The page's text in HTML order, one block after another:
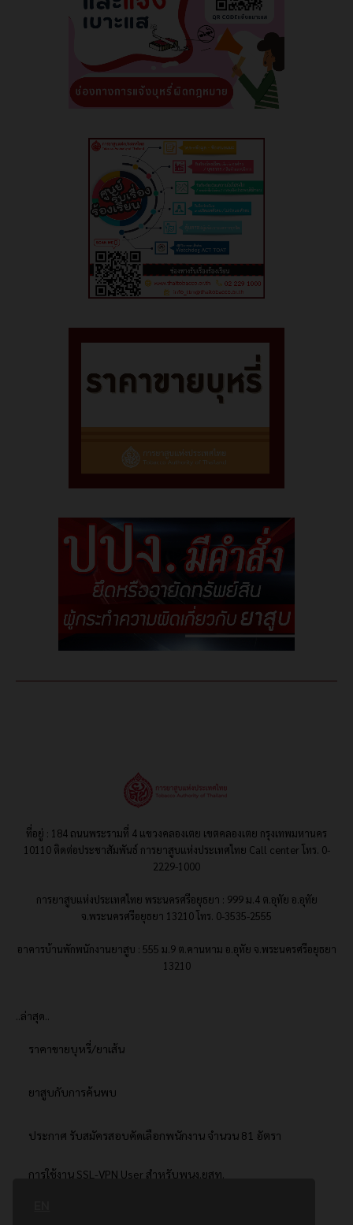
ที่อยู่ : 184 ถนนพระรามที่ 4 แขวงคลองเตย เขตคลองเตย กรุงเทพมหานคร
10110 ติดต่อประชาสัมพันธ์ การยาสูบแห่งประเทศไทย Call center โทร. 0-
2229-1000
การยาสูบแห่งประเทศไทย พระนครศรีอยุธยา : 999 ม.4 ต.อุทัย อ.อุทัย
จ.พระนครศรีอยุธยา 13210 โทร. 0-3535-2555
อาคารบ้านพักพนักงานยาสูบ : 555 ม.9 ต.คานหาม อ.อุทัย จ.พระนครศรีอยุธยา
13210
..ล่าสุด..
ราคาขายบุหรี่/ยาเส้น
ยาสูบกับการค้นพบ
ประกาศ รับสมัครสอบคัดเลือกพนักงาน จำนวน 81 อัตรา
การใช้งาน SSL-VPN User สำหรับพนง.ยสท.